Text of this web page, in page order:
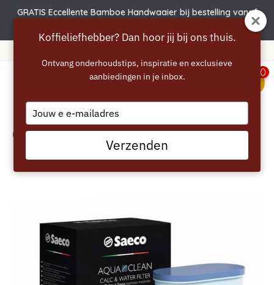
GRATIS Eccellente Bamboe Handwaaier bij bestelling vanaf
0
Home
Koffieliefhebber? Dan hoor jij bij ons thuis.
Ontvang onderhoudstips, inspiratie en exclusieve
aanbiedingen in je inbox.
Type
your
email
Verzenden